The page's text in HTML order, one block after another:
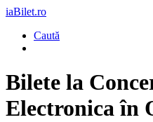
iaBilet.ro
Caută
Bilete la
Electronica în